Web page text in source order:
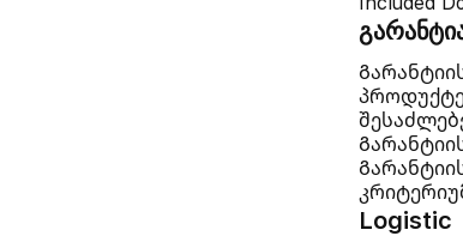
Logistic